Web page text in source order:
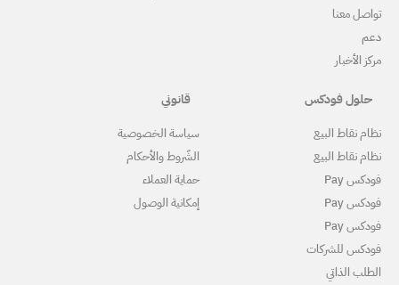
قانوني
سياسة الخصوصية
الشّروط والأحكام
حماية العملاء
إمكانية الوصول